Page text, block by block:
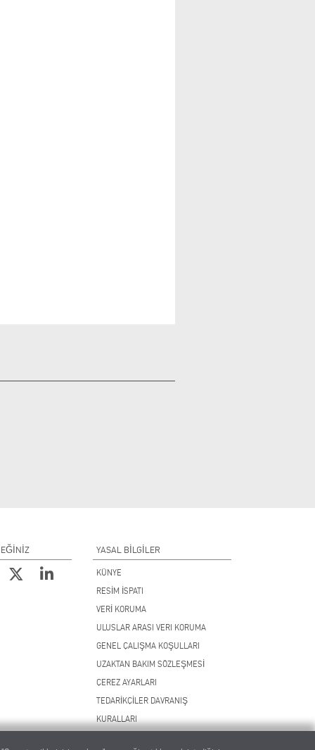
YASAL BILGILER
KÜNYE
RESİM İSPATI
VERİ KORUMA
ULUSLAR ARASI VERI KORUMA
GENEL ÇALIŞMA KOŞULLARI
UZAKTAN BAKIM SÖZLEŞMESİ
ÇEREZ AYARLARI
TEDARİKÇİLER DAVRANIŞ
KURALLARI